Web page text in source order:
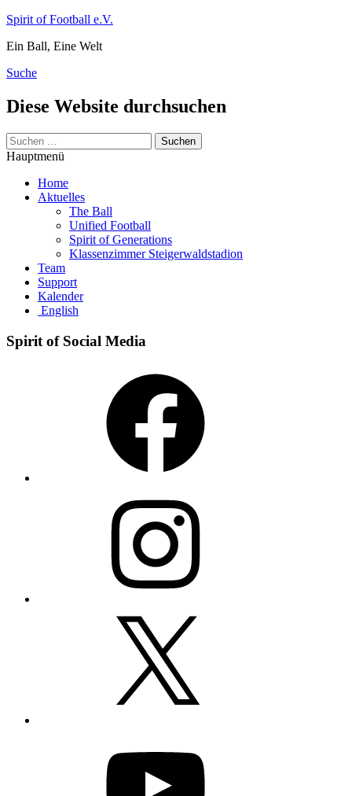
Zum
springen
Spirit of Football e.V.
Ein Ball, Eine Welt
Suche
Diese Website durchsuchen
Suchen
nach:
Hauptmenü
Home
Aktuelles
The Ball
Unified Football
Spirit of Generations
Klassenzimmer Steigerwaldstadion
Team
Support
Kalender
English
Spirit of Social Media